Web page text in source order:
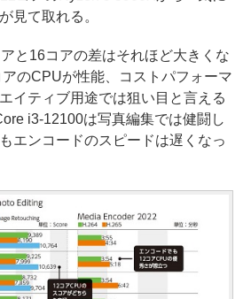
見て取れる。
と16コアの差はそれほど大きくな
のCPUが性能、コストパフォーマ
イティブ用途では狙い目と言える
i3-12100は写真編集では健闘し
エンコードのスピードは遅くなっ